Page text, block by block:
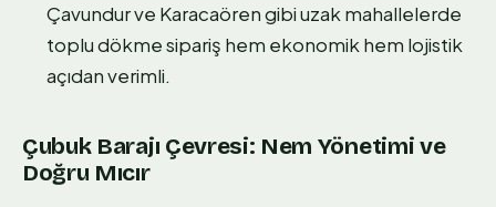
Çavundur ve Karacaören gibi uzak mahallelerde
toplu dökme sipariş hem ekonomik hem lojistik
açıdan verimli.
Çubuk Barajı Çevresi: Nem Yönetimi ve
Doğru Mıcır